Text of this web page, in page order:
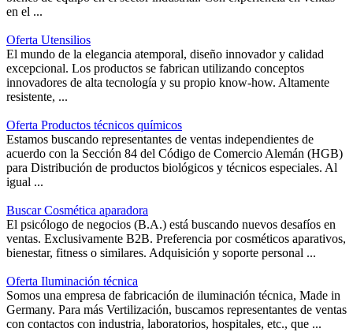
en el ...
Oferta Utensilios
El mundo de la elegancia atemporal, diseño innovador y calidad
excepcional. Los productos se fabrican utilizando conceptos
innovadores de alta tecnología y su propio know-how. Altamente
resistente, ...
Oferta Productos técnicos químicos
Estamos buscando representantes de ventas independientes de
acuerdo con la Sección 84 del Código de Comercio Alemán (HGB)
para Distribución de productos biológicos y técnicos especiales. Al
igual ...
Buscar Cosmética aparadora
El psicólogo de negocios (B.A.) está buscando nuevos desafíos en
ventas. Exclusivamente B2B. Preferencia por cosméticos aparativos,
bienestar, fitness o similares. Adquisición y soporte personal ...
Oferta Iluminación técnica
Somos una empresa de fabricación de iluminación técnica, Made in
Germany. Para más Vertilización, buscamos representantes de ventas
con contactos con industria, laboratorios, hospitales, etc., que ...